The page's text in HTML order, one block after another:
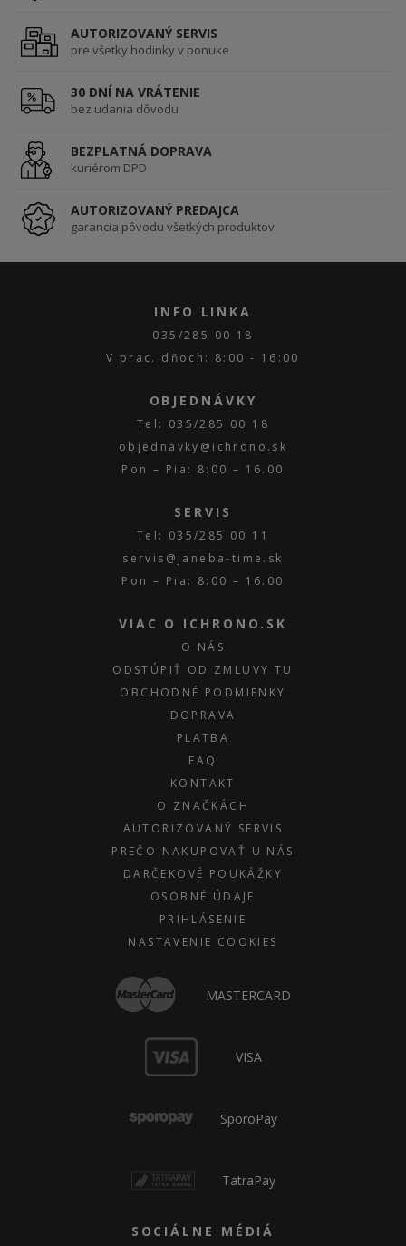
AUTORIZOVANÝ SERVIS
pre všetky hodinky v ponuke
30 DNÍ NA VRÁTENIE
bez udania dôvodu
BEZPLATNÁ DOPRAVA
kuriérom DPD
AUTORIZOVANÝ PREDAJCA
garancia pôvodu všetkých produktov
INFO LINKA
035/285 00 18
V prac. dňoch: 8:00 - 16:00
OBJEDNÁVKY
Tel: 035/285 00 18
objednavky@ichrono.sk
Pon – Pia: 8:00 – 16.00
SERVIS
Tel: 035/285 00 11
servis@janeba-time.sk
Pon – Pia: 8:00 – 16.00
VIAC O ICHRONO.SK
O NÁS
ODSTÚPIŤ OD ZMLUVY TU
OBCHODNÉ PODMIENKY
DOPRAVA
PLATBA
FAQ
KONTAKT
O ZNAČKÁCH
AUTORIZOVANÝ SERVIS
PREČO NAKUPOVAŤ U NÁS
DARČEKOVÉ POUKÁŽKY
OSOBNÉ ÚDAJE
PRIHLÁSENIE
NASTAVENIE COOKIES
MASTERCARD
VISA
SporoPay
TatraPay
SOCIÁLNE MÉDIÁ